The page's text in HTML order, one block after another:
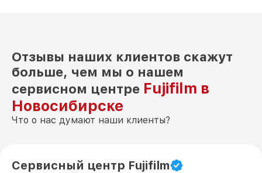
Отзывы наших клиентов скажут
больше, чем мы о нашем
сервисном центре Fujifilm в
Новосибирске
Что о нас думают наши клиенты?
Сервисный центр Fujifilm